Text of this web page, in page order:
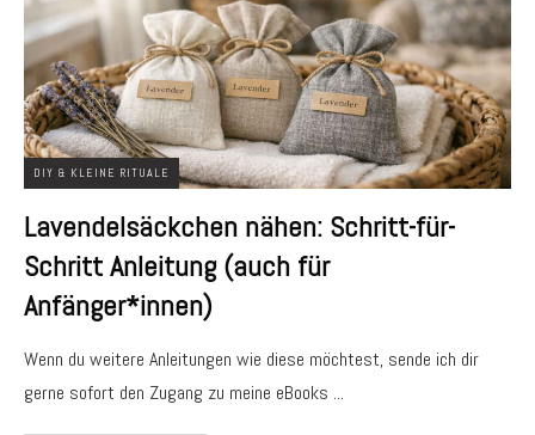
DIY & KLEINE RITUALE
Lavendelsäckchen nähen: Schritt-für-
Schritt Anleitung (auch für
Anfänger*innen)
Wenn du weitere Anleitungen wie diese möchtest, sende ich dir
gerne sofort den Zugang zu meine eBooks ...